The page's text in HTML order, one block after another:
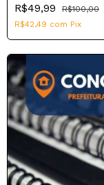
R$49,99
R$100,00
R$42,49 com Pix